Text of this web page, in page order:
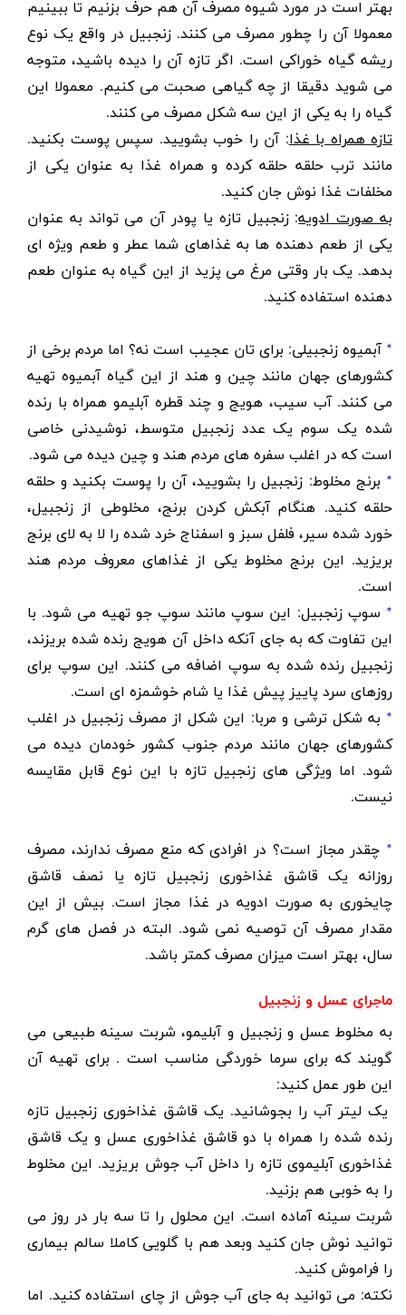
بهتر است در مورد شیوه مصرف آن هم حرف بزنیم تا ببینیم
معمولا آن را چطور مصرف می کنند. زنجبیل در واقع یک نوع
ریشه گیاه خوراکی است. اگر تازه آن را دیده باشید، متوجه
می شوید دقیقا از چه گیاهی صحبت می کنیم. معمولا این
گیاه را به یکی از این سه شکل مصرف می کنند.
تازه همراه با غذا: آن را خوب بشویید. سپس پوست بکنید.
مانند ترب حلقه حلقه کرده و همراه غذا به عنوان یکی از
مخلفات غذا نوش جان کنید.
به صورت ادویه: زنجبیل تازه یا پودر آن می تواند به عنوان
یکی از طعم دهنده ها به غذاهای شما عطر و طعم ویژه ای
بدهد. یک بار وقتی مرغ می پزید از این گیاه به عنوان طعم
دهنده استفاده کنید.
*آبمیوه زنجبیلی: برای تان عجیب است نه؟ اما مردم برخی از
کشورهای جهان مانند چین و هند از این گیاه آبمیوه تهیه
می کنند. آب سیب، هویج و چند قطره آبلیمو همراه با رنده
شده یک سوم یک عدد زنجبیل متوسط، نوشیدنی خاصی
است که در اغلب سفره های مردم هند و چین دیده می شود.
* برنج مخلوط: زنجبیل را بشویید، آن را پوست بکنید و حلقه
حلقه کنید. هنگام آبکش کردن برنج، مخلوطی از زنجبیل،
خورد شده سیر، فلفل سبز و اسفناج خرد شده را لا به لای برنج
بریزید. این برنج مخلوط یکی از غذاهای معروف مردم هند
است.
* سوپ زنجبیل: این سوپ مانند سوپ جو تهیه می شود. با
این تفاوت که به جای آنکه داخل آن هویج رنده شده بریزند،
زنجبیل رنده شده به سوپ اضافه می کنند. این سوپ برای
روزهای سرد پاییز پیش غذا یا شام خوشمزه ای است.
* به شکل ترشی و مربا: این شکل از مصرف زنجبیل در اغلب
کشورهای جهان مانند مردم جنوب کشور خودمان دیده می
شود. اما ویژگی های زنجبیل تازه با این نوع قابل مقایسه
نیست.
* چقدر مجاز است؟ در افرادی که منع مصرف ندارند، مصرف
روزانه یک قاشق غذاخوری زنجبیل تازه یا نصف قاشق
چایخوری به صورت ادویه در غذا مجاز است. بیش از این
مقدار مصرف آن توصیه نمی شود. البته در فصل های گرم
سال، بهتر است میزان مصرف کمتر باشد.
ماجرای عسل و زنجبیل
به مخلوط عسل و زنجبیل و آبلیمو، شربت سینه طبیعی می
گویند که برای سرما خوردگی مناسب است . برای تهیه آن
این طور عمل کنید:
یک لیتر آب را بجوشانید. یک قاشق غذاخوری زنجبیل تازه
رنده شده را همراه با دو قاشق غذاخوری عسل و یک قاشق
غذاخوری آبلیموی تازه را داخل آب جوش بریزید. این مخلوط
را به خوبی هم بزنید.
شربت سینه آماده است. این محلول را تا سه بار در روز می
توانید نوش جان کنید وبعد هم با گلویی کاملا سالم بیماری
را فراموش کنید.
نکته: می توانید به جای آب جوش از چای استفاده کنید. اما